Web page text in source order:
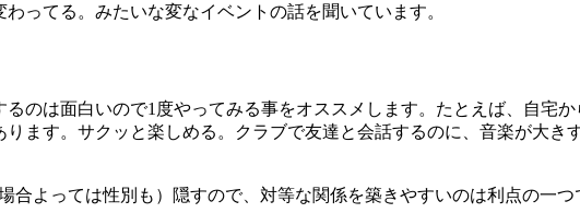
ってる。みたいな変なイベントの話を聞いています。
のは面白いので1度やってみる事をオススメします。たとえば、自宅
ます。サクッと楽しめる。クラブで友達と会話するのに、音楽が大き
合よっては性別も）隠すので、対等な関係を築きやすいのは利点の一